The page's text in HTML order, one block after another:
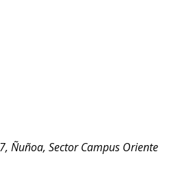
Ñuñoa, Sector Campus Oriente